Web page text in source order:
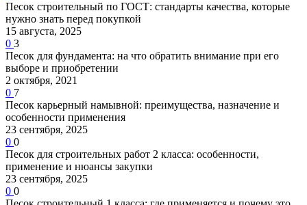
Песок строительный по ГОСТ: стандарты качества, которые
нужно знать перед покупкой
15 августа, 2025
0 3
Песок для фундамента: на что обратить внимание при его
выборе и приобретении
2 октября, 2021
0 7
Песок карьерный намывной: преимущества, назначение и
особенности применения
23 сентября, 2025
0 0
Песок для строительных работ 2 класса: особенности,
применение и нюансы закупки
23 сентября, 2025
0 0